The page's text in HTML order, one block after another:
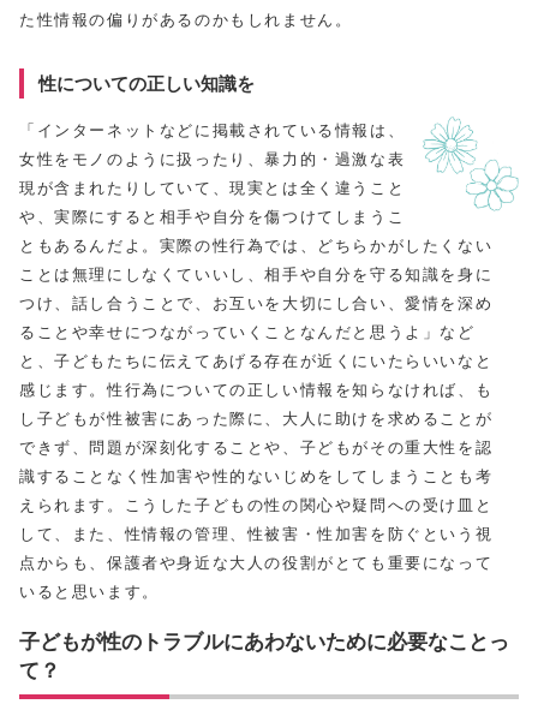
た性情報の偏りがあるのかもしれません。
性についての正しい知識を
「インターネットなどに掲載されている情報は、
女性をモノのように扱ったり、暴力的・過激な表
現が含まれたりしていて、現実とは全く違うこと
や、実際にすると相手や自分を傷つけてしまうこ
ともあるんだよ。実際の性行為では、どちらかがしたくない
ことは無理にしなくていいし、相手や自分を守る知識を身に
つけ、話し合うことで、お互いを大切にし合い、愛情を深め
ることや幸せにつながっていくことなんだと思うよ」など
と、子どもたちに伝えてあげる存在が近くにいたらいいなと
感じます。性行為についての正しい情報を知らなければ、も
し子どもが性被害にあった際に、大人に助けを求めることが
できず、問題が深刻化することや、子どもがその重大性を認
識することなく性加害や性的ないじめをしてしまうことも考
えられます。こうした子どもの性の関心や疑問への受け皿と
して、また、性情報の管理、性被害・性加害を防ぐという視
点からも、保護者や身近な大人の役割がとても重要になって
いると思います。
子どもが性のトラブルにあわないために必要なことっ
て？